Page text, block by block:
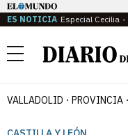
ES NOTICIA Especial Cecilia
Menú
VALLADOLID PROVINCIA